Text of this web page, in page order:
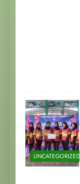
UNCATEGORIZED